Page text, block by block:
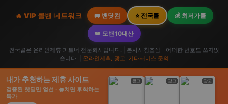
🔥 VIP 콜밴 네트워크 🚐 밴닷컴 ⭐ 전국콜 💰 최저가콜
👑 모밴10대산
전국콜은 온라인제휴 파트너 전문회사입니다. | 본사사칭조심 - 어떠한 번호도 쓰지않
습니다. |
온라인제휴, 광고, 기타서비스 문의
내가 추천하는 제휴 사이트
검증된 핫딜만 엄선 · 놓치면 후회하는
특가
광고 광고 광고